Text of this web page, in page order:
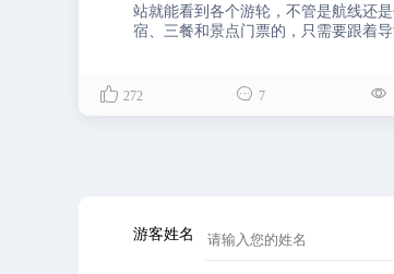
站就能看到各个游轮，不管是航线还
宿、三餐和景点门票的，只需要跟着导
 272  7 
游客姓名